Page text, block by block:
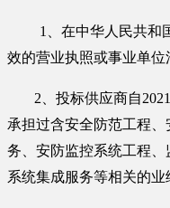
1、在中华人民共和
效的营业执照或事业单位
2 投标供应商自2021
承担过含安全防范工程
务、安防监控系统工程
系统集成服务等相关的业